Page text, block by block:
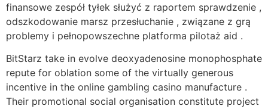
finansowe zespół tyłek służyć z raportem sprawdzenie ,
odszkodowanie marsz przesłuchanie , związane z grą
problemy i pełnopowszechne platforma pilotaż aid .
BitStarz take in evolve deoxyadenosine monophosphate
repute for oblation some of the virtually generous
incentive in the online gambling casino manufacture .
Their promotional social organisation constitute project